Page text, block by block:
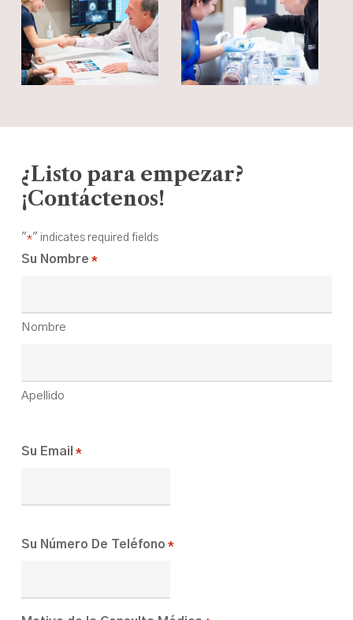
¿Listo para empezar?
¡Contáctenos!
"*" indicates required fields
Su Nombre *
Nombre
Apellido
Su Email *
Su Número De Teléfono *